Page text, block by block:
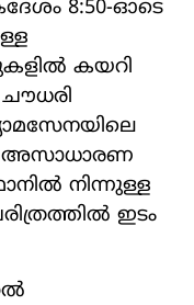
8:50-ഓടെ
കയറി
അസാധാരണ
നിന്നുള്ള
ഇടം